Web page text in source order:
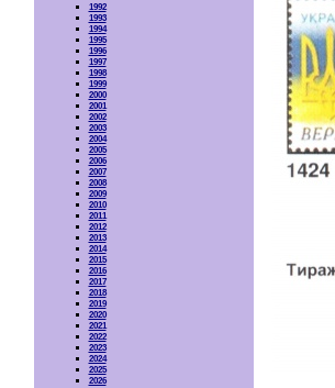
1992
1993
1994
1995
1996
1997
1998
1999
2000
2001
2002
2003
2004
2005
2006
2007
2008
2009
2010
2011
2012
2013
2014
2015
2016
2017
2018
2019
2020
2021
2022
2023
2024
2025
2026